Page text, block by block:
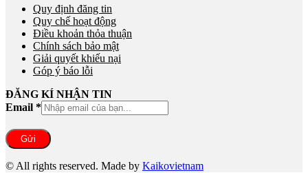
Quy định đăng tin
Quy chế hoạt động
Điều khoản thỏa thuận
Chính sách bảo mật
Giải quyết khiếu nại
Góp ý báo lỗi
ĐĂNG KÍ NHẬN TIN
Email *
Gửi
© All rights reserved. Made by Kaikovietnam